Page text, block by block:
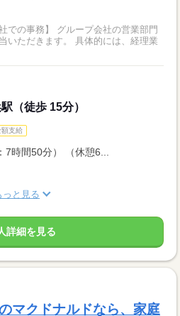
での事務】 グループ会社の営業部門
。 具体的には、経理業
（徒歩 15分）
額支給
時間50分） （休憩6...
っと見る
詳細を見る
マクドナルドなら、家庭